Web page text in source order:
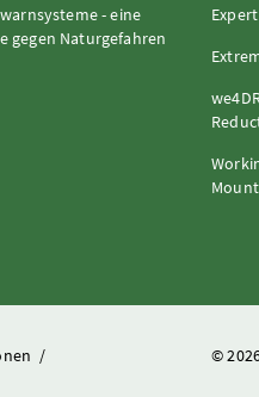
- eine
gegen Naturgefahren
/
©